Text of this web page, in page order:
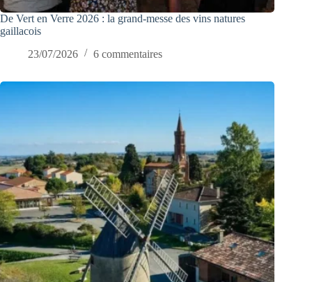
De Vert en Verre 2026 : la grand-messe des vins natures
gaillacois
23/07/2026
6 commentaires